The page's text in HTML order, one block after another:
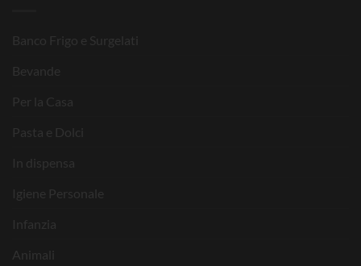
Banco Frigo e Surgelati
Bevande
Per la Casa
Pasta e Dolci
In dispensa
Igiene Personale
Infanzia
Animali